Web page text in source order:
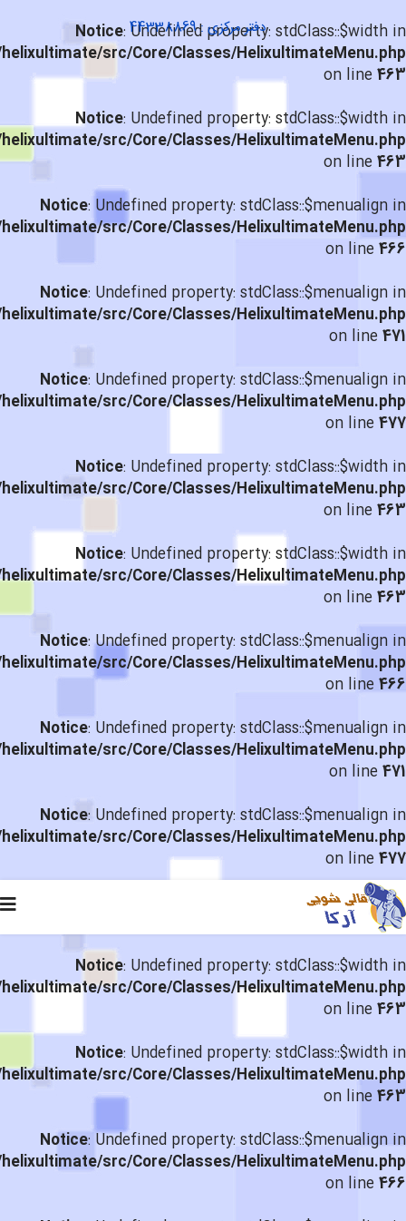
Notice: Undefined property: stdClass::$width in
src/Core/Classes/HelixultimateMenu.php
on line463
Notice: Undefined property: stdClass::$width in
src/Core/Classes/HelixultimateMenu.php
on line463
Notice: Undefined property: stdClass::$menualign in
src/Core/Classes/HelixultimateMenu.php
on line466
Notice: Undefined property: stdClass::$menualign in
src/Core/Classes/HelixultimateMenu.php
on line471
Notice: Undefined property: stdClass::$menualign in
src/Core/Classes/HelixultimateMenu.php
on line477
Notice: Undefined property: stdClass::$width in
src/Core/Classes/HelixultimateMenu.php
on line463
Notice: Undefined property: stdClass::$width in
src/Core/Classes/HelixultimateMenu.php
on line463
Notice: Undefined property: stdClass::$menualign in
src/Core/Classes/HelixultimateMenu.php
on line466
Notice: Undefined property: stdClass::$menualign in
src/Core/Classes/HelixultimateMenu.php
on line471
Notice: Undefined property: stdClass::$menualign in
src/Core/Classes/HelixultimateMenu.php
on line477
Notice: Undefined property: stdClass::$width in
src/Core/Classes/HelixultimateMenu.php
on line463
Notice: Undefined property: stdClass::$width in
src/Core/Classes/HelixultimateMenu.php
on line463
Notice: Undefined property: stdClass::$menualign in
src/Core/Classes/HelixultimateMenu.php
on line466
دفتر مرکزی : 44338869